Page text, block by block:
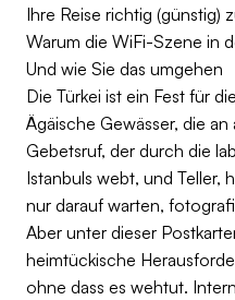
Ihre Reise richtig (günstig)
Warum die WiFi-Szene in
Und wie Sie das umgehen
Die Türkei ist ein Fest für
Ägäische Gewässer, die
Gebetsruf, der durch die
Istanbuls webt, und Teller,
nur darauf warten,
Aber unter dieser
heimtückische
ohne dass es wehtut.